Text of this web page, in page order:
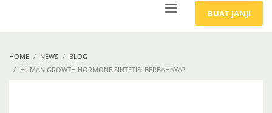
BUAT JANJI
HOME NEWS
BLOG
HUMAN GROWTH HORMONE SINTETIS: BERBAHAYA?